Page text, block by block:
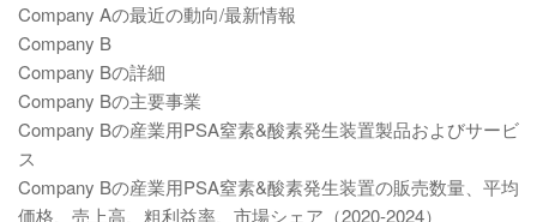
Company Aの最近の動向/最新情報
Company B
Company Bの詳細
Company Bの主要事業
Company Bの産業用PSA窒素&酸素発生装置製品およびサービ
ス
Company Bの産業用PSA窒素&酸素発生装置の販売数量、平均
価格、売上高、粗利益率、市場シェア（2020-2024）